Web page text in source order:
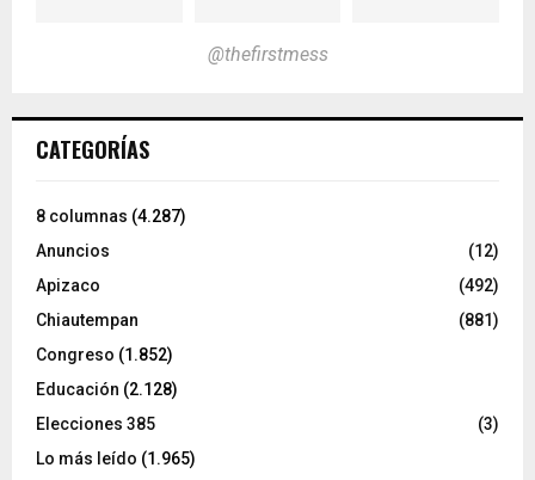
@thefirstmess
CATEGORÍAS
8 columnas (4.287)
Anuncios
(12)
Apizaco
(492)
Chiautempan
(881)
Congreso (1.852)
Educación (2.128)
Elecciones 385
(3)
Lo más leído (1.965)